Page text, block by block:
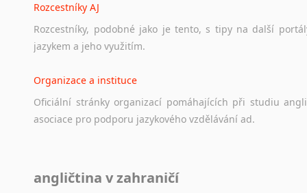
Rozcestníky AJ
Rozcestníky, podobné jako je tento, s tipy na další
jazykem a jeho využitím.
Organizace a instituce
Oficiální stránky organizací pomáhajících při studiu
asociace pro podporu jazykového vzdělávání ad.
Ať už se jedná o česká diskusní
angličtina v zahraničí